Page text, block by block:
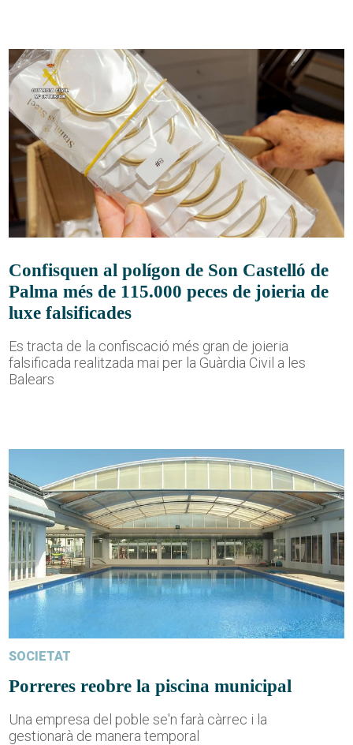
Confisquen al polígon de Son Castelló de
Palma més de 115.000 peces de joieria de
luxe falsificades
Es tracta de la confiscació més gran de joieria
falsificada realitzada mai per la Guàrdia Civil a les
Balears
SOCIETAT
Porreres reobre la piscina municipal
Una empresa del poble se'n farà càrrec i la
gestionarà de manera temporal